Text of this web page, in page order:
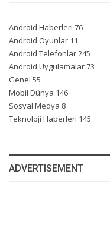
Android Haberleri 76
Android Oyunlar 11
Android Telefonlar245
Android Uygulamalar73
Genel 55
Mobil Dünya 146
Sosyal Medya 8
Teknoloji Haberleri 145
ADVERTISEMENT